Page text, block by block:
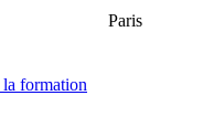
Paris
formation